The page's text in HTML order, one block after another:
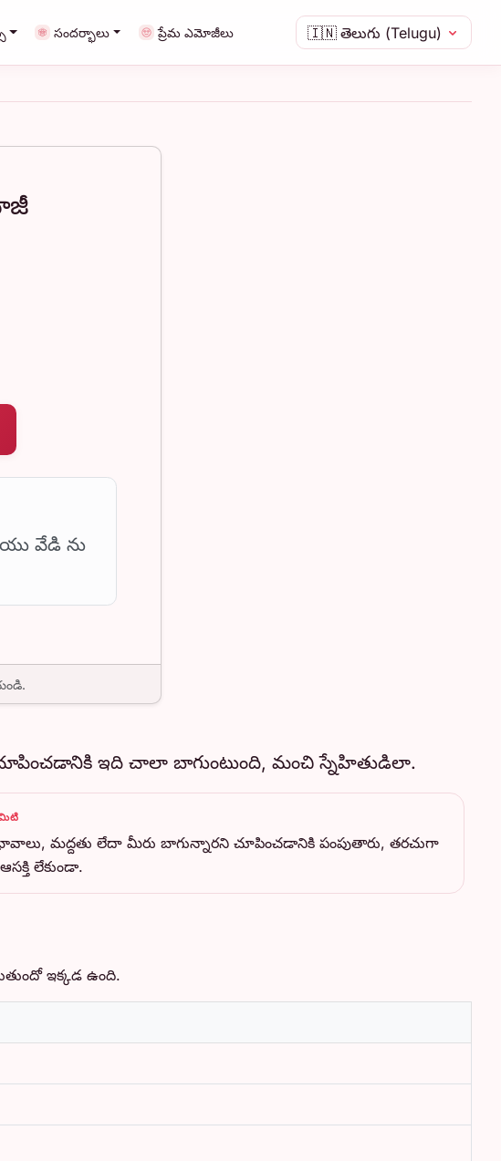
🇮🇳 తెలుగు (Telugu)
సందర్భాలు ప్రేమ ఎమోజీలు
వేడి ను
ఇది చాలా బాగుంటుంది, మంచి స్నేహితుడిలా.
భావాలు, మద్దతు లేదా మీరు బాగున్నారని చూపించడానికి పంపుతారు, తరచుగా
లేకుండా.
ఇక్కడ ఉంది.